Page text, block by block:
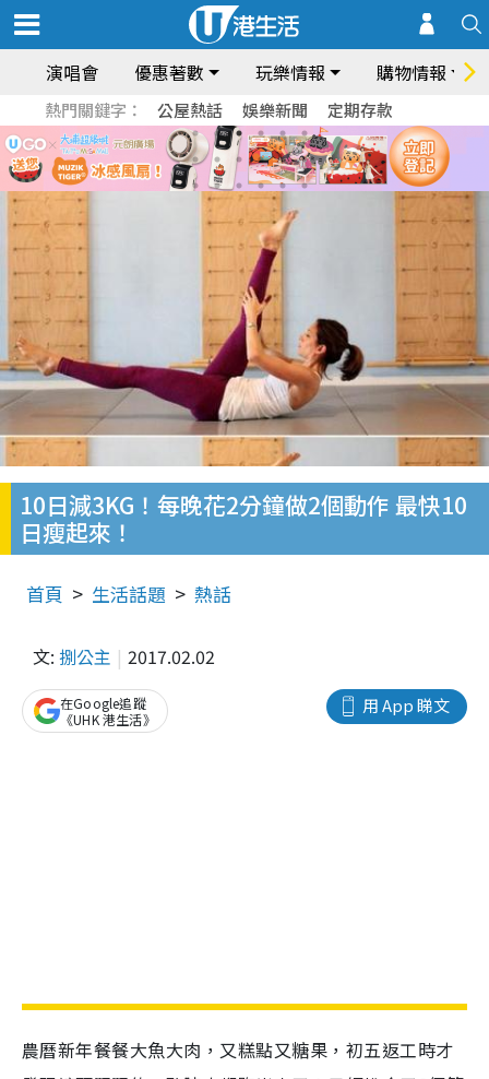
演唱會 優惠著數 玩樂情報 購物情報
熱門關鍵字： 公屋熱話 娛樂新聞 定期存款
10日減3KG！每晚花2分鐘做2個動作 最快10
日瘦起來！
首頁 生活話題 熱話
文: 捌公主 2017.02.02
用 App 睇文
在Google追蹤
《UHK 港生活》
農曆新年餐餐大魚大肉，又糕點又糖果，初五返工時才